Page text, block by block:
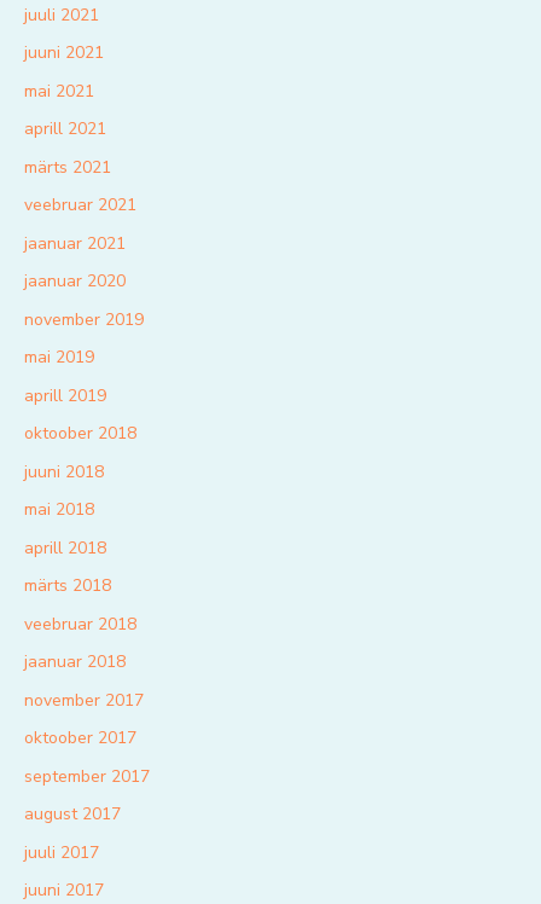
juuli 2021
juuni 2021
mai 2021
aprill 2021
märts 2021
veebruar 2021
jaanuar 2021
jaanuar 2020
november 2019
mai 2019
aprill 2019
oktoober 2018
juuni 2018
mai 2018
aprill 2018
märts 2018
veebruar 2018
jaanuar 2018
november 2017
oktoober 2017
september 2017
august 2017
juuli 2017
juuni 2017